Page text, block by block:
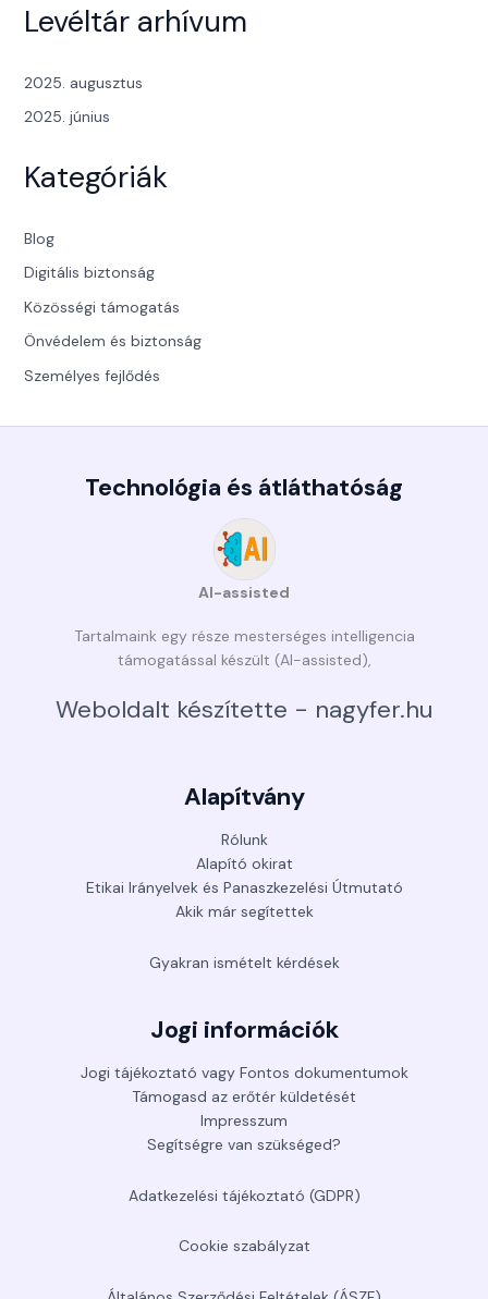
Levéltár arhívum
2025. augusztus
2025. június
Kategóriák
Blog
Digitális biztonság
Közösségi támogatás
Önvédelem és biztonság
Személyes fejlődés
Technológia és átláthatóság
AI-assisted
Tartalmaink egy része mesterséges intelligencia
támogatással készült (AI-assisted),
Weboldalt készítette - nagyfer.hu
Alapítvány
Rólunk
Alapító okirat
Etikai Irányelvek és Panaszkezelési Útmutató
Akik már segítettek
Gyakran ismételt kérdések
Jogi információk
Jogi tájékoztató vagy Fontos dokumentumok
Támogasd az erőtér küldetését
Impresszum
Segítségre van szükséged?
Adatkezelési tájékoztató (GDPR)
Cookie szabályzat